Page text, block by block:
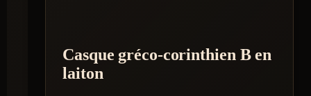
Casque gréco-corinthien B en
laiton